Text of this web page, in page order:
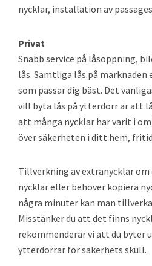
nycklar, installation av
Privat
Snabb service på låsöppning,
lås. Samtliga lås på marknaden
som passar dig bäst. Det
vill byta lås på ytterdörr är att
att många nycklar har varit i
över säkerheten i ditt hem,
Tillverkning av extranycklar om
nycklar eller behöver kopiera
några minuter kan man
Misstänker du att det finns
rekommenderar vi att du byter
ytterdörrar för säkerhets skull.